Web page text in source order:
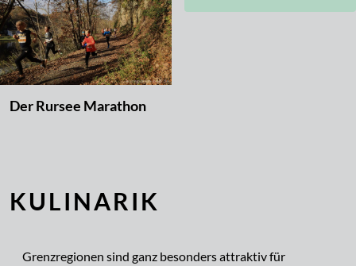
Der Rursee Marathon
KULINARIK
Grenzregionen sind ganz besonders attraktiv für